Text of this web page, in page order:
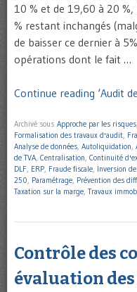
10 % et de 19,60 à 20
% restant inchangés
de baisser ce dernier à
opérations dont le fait …
Continue reading ‘Audit
Archivé sous Approche par les risques
Formalisation des travaux d'audit,
Analyse de données, Autoliquidation,
de TVA, Centralisation, Continuité
DLF, ERP, Fraude fiscale, Inversion
250, Paramétrage, Prévention des
Taxation sur la marge, Travaux
Contrôle des
évaluation